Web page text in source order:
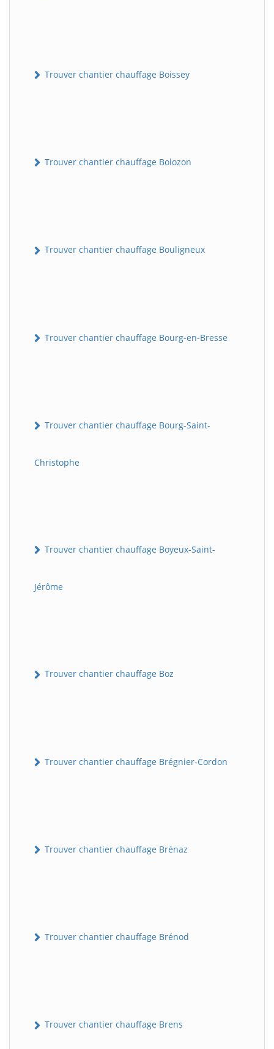
Trouver chantier chauffage Boissey
Trouver chantier chauffage Bolozon
Trouver chantier chauffage Bouligneux
Trouver chantier chauffage Bourg-en-Bresse
Trouver chantier chauffage Bourg-Saint-
Christophe
Trouver chantier chauffage Boyeux-Saint-
Jérôme
Trouver chantier chauffage Boz
Trouver chantier chauffage Brégnier-Cordon
Trouver chantier chauffage Brénaz
Trouver chantier chauffage Brénod
Trouver chantier chauffage Brens